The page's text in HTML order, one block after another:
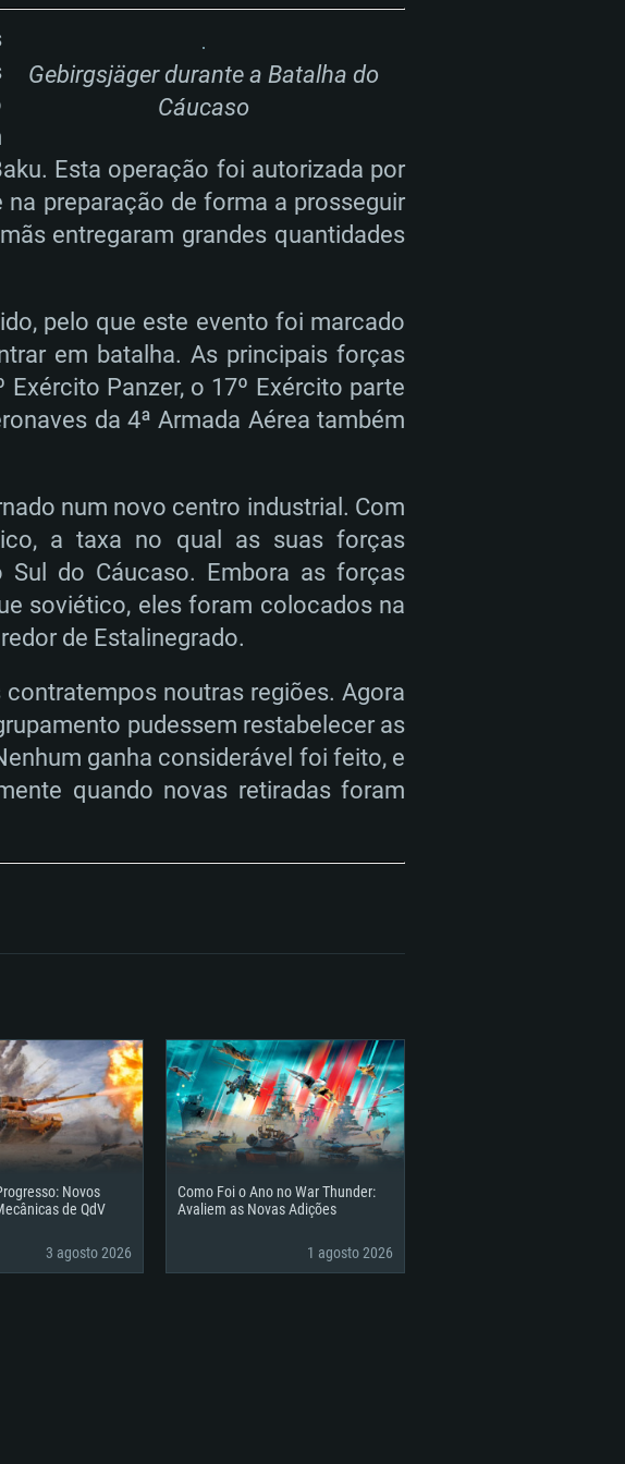
1060 ou superior, Radeon RX 570
Internet de banda larga.
GB
Metal.
Internet de banda larga.
GB
RX 570) com os drivers mais
(não mais de 6 meses) com suporte
Internet de banda larga.
GB
Gebirgsjäger durante a Batalha do
Cáucaso
Esta operação foi autorizada por
preparação de forma a prosseguir
entregaram grandes quantidades
pelo que este evento foi marcado
em batalha. As principais forças
Panzer, o 17º Exército parte
da 4ª Armada Aérea também
num novo centro industrial. Com
a taxa no qual as suas forças
do Cáucaso. Embora as forças
soviético, eles foram colocados na
de Estalinegrado.
noutras regiões. Agora
pudessem restabelecer as
ganha considerável foi feito, e
quando novas retiradas foram
Novos
de QdV
3 agosto 2026
Como Foi o Ano no War Thunder:
Avaliem as Novas Adições
1 agosto 2026